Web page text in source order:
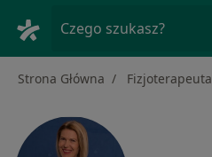
Czego szukasz?
Strona Główna Fizjoterapeuta